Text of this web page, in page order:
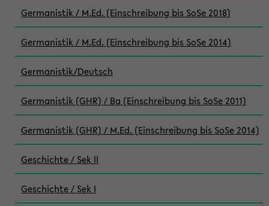
Germanistik / M.Ed. (Einschreibung bis SoSe 2018)
Germanistik / M.Ed. (Einschreibung bis SoSe 2014)
Germanistik/Deutsch
Germanistik (GHR) / Ba (Einschreibung bis SoSe 2011)
Germanistik (GHR) / M.Ed. (Einschreibung bis SoSe 2014)
Geschichte / Sek II
Geschichte / Sek I